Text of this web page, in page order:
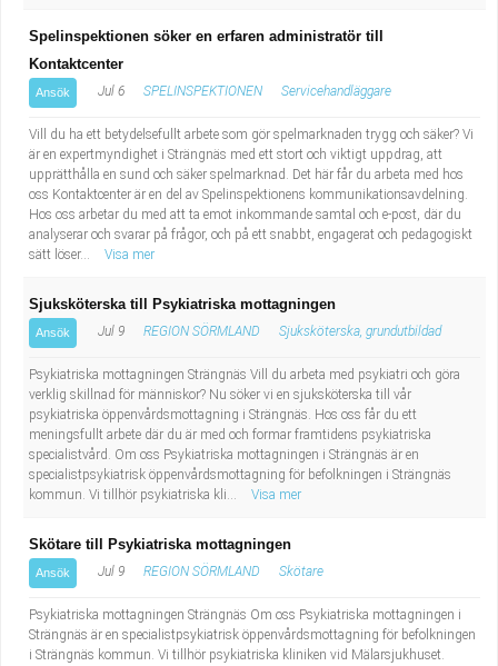
Spelinspektionen söker en erfaren administratör till
Kontaktcenter
Ansök Jul 6 SPELINSPEKTIONEN Servicehandläggare
Vill du ha ett betydelsefullt arbete som gör spelmarknaden trygg och säker? Vi
är en expertmyndighet i Strängnäs med ett stort och viktigt uppdrag, att
upprätthålla en sund och säker spelmarknad. Det här får du arbeta med hos
oss Kontaktcenter är en del av Spelinspektionens kommunikationsavdelning.
Hos oss arbetar du med att ta emot inkommande samtal och e-post, där du
analyserar och svarar på frågor, och på ett snabbt, engagerat och pedagogiskt
sätt löser...
Visa mer
Sjuksköterska till Psykiatriska mottagningen
Ansök Jul 9 REGION SÖRMLAND Sjuksköterska, grundutbildad
Psykiatriska mottagningen Strängnäs Vill du arbeta med psykiatri och göra
verklig skillnad för människor? Nu söker vi en sjuksköterska till vår
psykiatriska öppenvårdsmottagning i Strängnäs. Hos oss får du ett
meningsfullt arbete där du är med och formar framtidens psykiatriska
specialistvård. Om oss Psykiatriska mottagningen i Strängnäs är en
specialistpsykiatrisk öppenvårdsmottagning för befolkningen i Strängnäs
kommun. Vi tillhör psykiatriska kli...
Visa mer
Skötare till Psykiatriska mottagningen
Ansök Jul 9 REGION SÖRMLAND Skötare
Psykiatriska mottagningen Strängnäs Om oss Psykiatriska mottagningen i
Strängnäs är en specialistpsykiatrisk öppenvårdsmottagning för befolkningen
i Strängnäs kommun. Vi tillhör psykiatriska kliniken vid Mälarsjukhuset.